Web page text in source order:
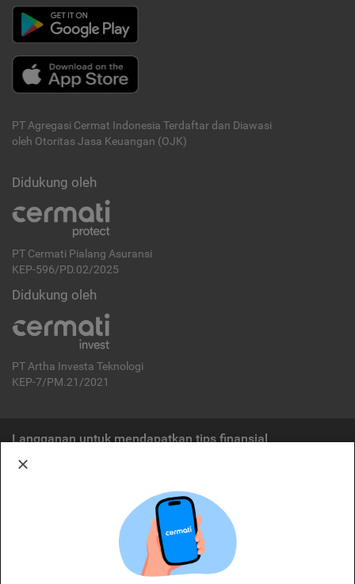
PT Agregasi Cermat Indonesia Terdaftar dan Diawasi
oleh Otoritas Jasa Keuangan (OJK)
Didukung oleh
PT Cermati Pialang Asuransi
KEP-596/PD.02/2025
Didukung oleh
PT Artha Investa Teknologi
KEP-7/PM.21/2021
Langganan untuk mendapatkan tips finansial
Cermati merupakan penyelenggara agregasi jasa keuangan yang terdaftar di
OJK. Oleh karena itu, produk dan/atau layanan jasa keuangan yang
ditawarkan bukan merupakan produk dan/atau layanan jasa keuangan yang
diterbitkan oleh Cermati dan Cermati tidak bertanggung jawab atas tuntutan